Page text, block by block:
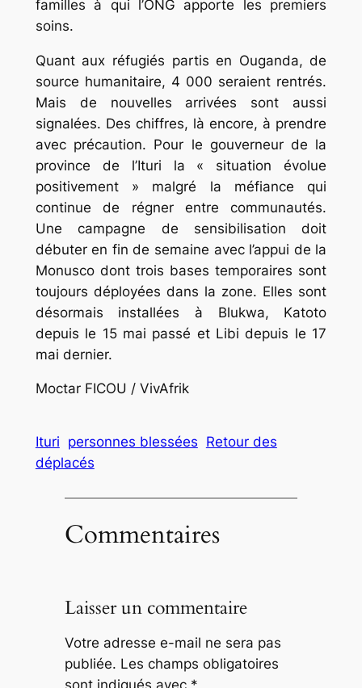
familles à qui l’ONG apporte les premiers
soins.
Quant aux réfugiés partis en Ouganda, de
source humanitaire, 4 000 seraient rentrés.
Mais de nouvelles arrivées sont aussi
signalées. Des chiffres, là encore, à prendre
avec précaution. Pour le gouverneur de la
province de l’Ituri la « situation évolue
positivement » malgré la méfiance qui
continue de régner entre communautés.
Une campagne de sensibilisation doit
débuter en fin de semaine avec l’appui de la
Monusco dont trois bases temporaires sont
toujours déployées dans la zone. Elles sont
désormais installées à Blukwa, Katoto
depuis le 15 mai passé et Libi depuis le 17
mai dernier.
Moctar FICOU / VivAfrik
Ituri personnes blessées Retour des
déplacés
Commentaires
Laisser un commentaire
Votre adresse e-mail ne sera pas
publiée. Les champs obligatoires
sont indiqués avec *